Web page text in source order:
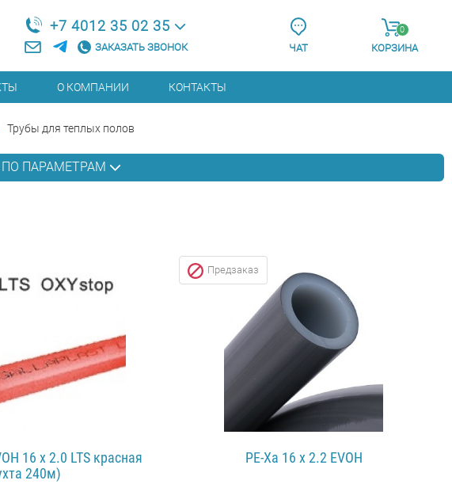
+7 4012 35 02 35
ЗАКАЗАТЬ ЗВОНОК ЧАТ
0
КОРЗИНА
О КОМПАНИИ КОНТАКТЫ
Трубы для теплых полов
ПАРАМЕТРАМ
16 x 2.0 LTS красная
240м)
Предзаказ
PE-Xa 16 x 2.2 EVOH